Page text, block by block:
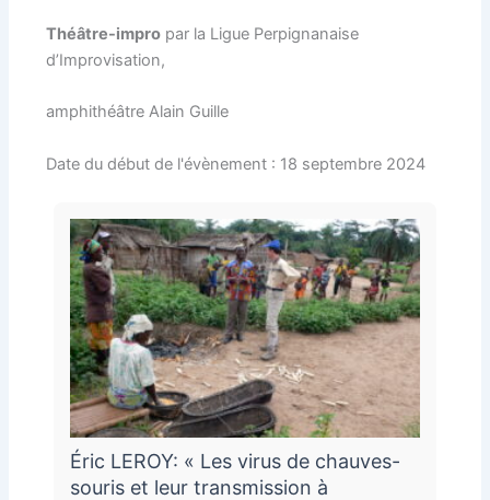
Théâtre-impro par la Ligue Perpignanaise
d’Improvisation,
amphithéâtre Alain Guille
Date du début de l'évènement : 18 septembre 2024
Éric LEROY: « Les virus de chauves-
souris et leur transmission à